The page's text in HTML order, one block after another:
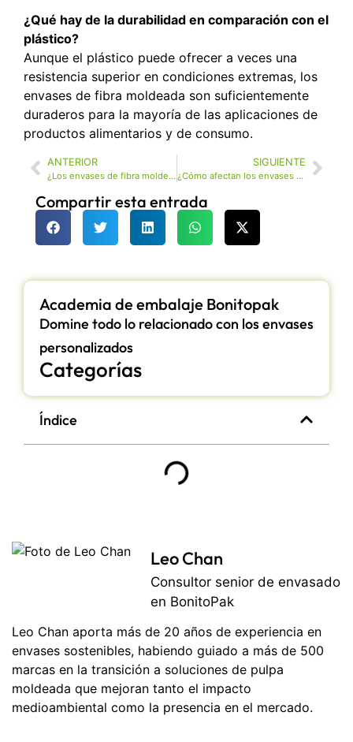
¿Qué hay de la durabilidad en comparación con el
plástico?
Aunque el plástico puede ofrecer a veces una
resistencia superior en condiciones extremas, los
envases de fibra moldeada son suficientemente
duraderos para la mayoría de las aplicaciones de
productos alimentarios y de consumo.
ANTERIOR
¿Los envases de fibra moldeada están aprobados por la FDA para el contacto con alimentos?
SIGUIENTE
¿Cómo afectan los envases de fibra moldeada a la seguridad y frescura de los alimentos?
Compartir esta entrada
Academia de embalaje Bonitopak
Domine todo lo relacionado con los envases
personalizados
Categorías
Índice
Leo Chan
Consultor senior de envasado
en BonitoPak
Leo Chan aporta más de 20 años de experiencia en
envases sostenibles, habiendo guiado a más de 500
marcas en la transición a soluciones de pulpa
moldeada que mejoran tanto el impacto
medioambiental como la presencia en el mercado.